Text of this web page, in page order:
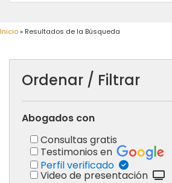
Inicio» Resultados de la Búsqueda
Ordenar / Filtrar
Abogados con
Consultas gratis
Testimonios en
Perfil verificado
Video de presentación